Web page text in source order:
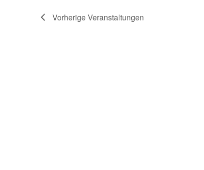
VorherigeVeranstaltungen